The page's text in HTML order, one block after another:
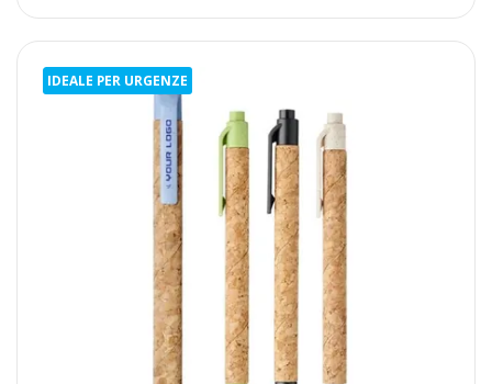
IDEALE PER URGENZE